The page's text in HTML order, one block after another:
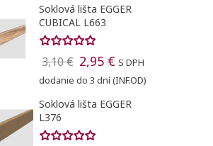
Soklová lišta EGGER
CUBICAL L663
3,10 € 2,95 € S DPH
dodanie do 3 dní (INF.OD)
Soklová lišta EGGER
L376